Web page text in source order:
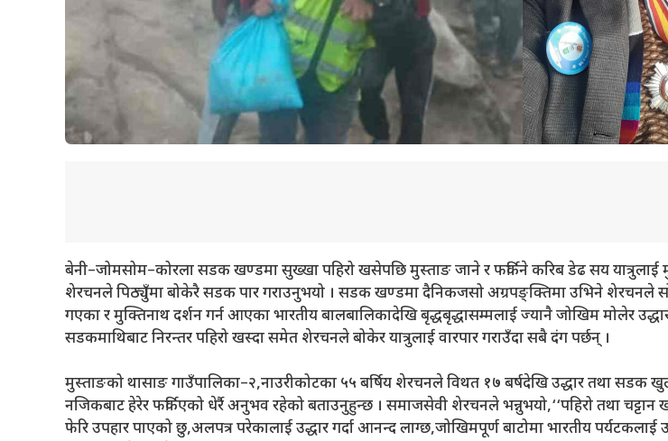
बेनी–जोमसोम–कोरला सडक खण्डमा सुख्खा पहिरो खसेपछि मुस्ताङ जाने र फर्किने करिब डेढ सय यात्रुलाई
शेरचनले पिठ्युँमा बोकेरै सडक पार गराउनुभयो । सडक खण्डमा दैनिकजसो अग्रपङ्क्तिमा उभिने शेरचनले
गएका र मुक्तिनाथ दर्शन गर्न आएका भारतीय बालबालिकादेखि बृद्धबृद्धासम्मलाई ज्यानै जोखिम मोलेर
सडकमाथिबाट निरन्तर पहिरो खस्दा समेत शेरचनले बोकेर यात्रुलाई वारपार गराउँदा सबै दंग पर्छन् ।
मुस्ताङको थासाङ गाउँपालिका–२,नाउरीकोटका ५५ बर्षिय शेरचनले विथत १७ बर्षदेखि उद्धार तथा सडक
नजिकबाट हेरेर फर्किएको धेर्रै अनुभव रहेको बताउनुहुन्छ । समाजसेवी शेरचनले भन्नुभयो,‘‘पहिरो तथा
फेरि उपहार पाएको छु,अलपत्र परेकालाई उद्धार गर्दा आनन्द लाग्छ,जोखिमपूर्ण बाटोमा भारतीय पर्यटकलाई